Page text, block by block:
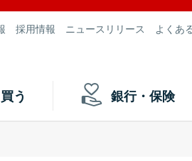
採用情報 ニュースリリース よくあ
買う 銀行・保険